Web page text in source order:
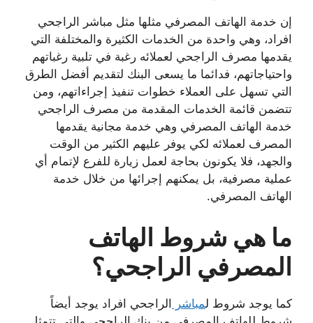
إن خدمة الهاتف المصرفي مثلها مثل مباشر الراجحي
افراد، وهي واحدة من الخدمات الكثيرة والمختلفة التي
يقدمها مصرف الراجحي لعملائه رغبة في تلبية رغباتهم
واحتياجاتهم، فدائما ما يسعى البنك لتقديم أفضل الطرق
التي تسهل على العملاء خطوات تنفيذ إجراءاتهم، ومن
تتضمن قائمة الخدمات المقدمة من مصرف الراجحي
خدمة الهاتف المصرفي وهي خدمة مجانية يقدمها
المصرف لعملائه لكي يوفر عليهم الكثير من الوقت
والجهد، فلا يكونون بحاجة لعمل زيارة للفرع لإتمام أي
عملية مصرفية، بل يمكنهم إجرائها من خلال خدمة
الهاتف المصرفي.
ما هي شروط الهاتف
المصرفي الراجحي؟
كما يوجد شروط لمباشر
الراجحي افراد يوجد أيضاً